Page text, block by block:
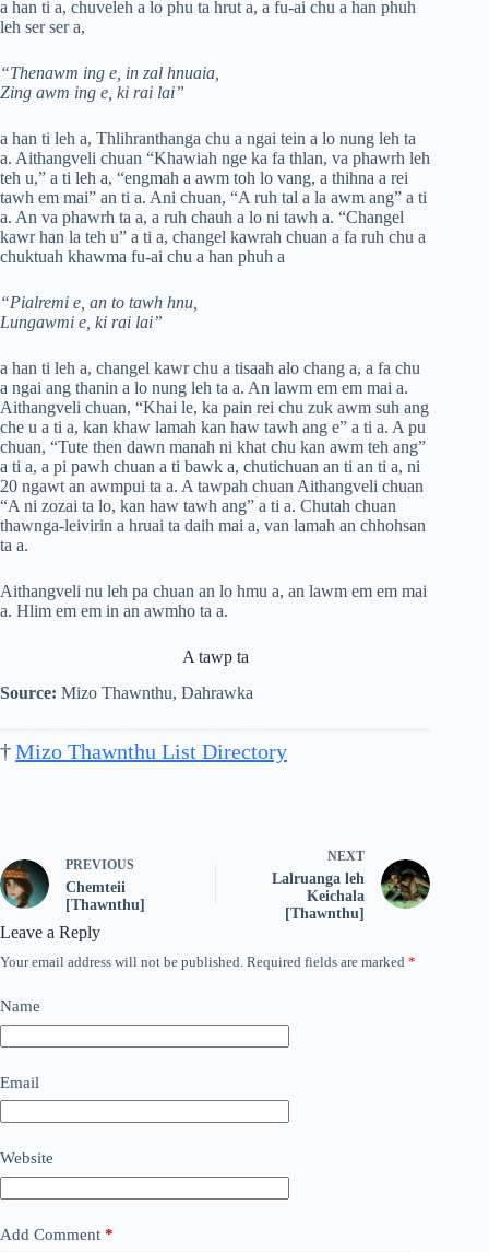
a han ti a, chuveleh a lo phu ta hrut a, a fu-ai chu a han phuh
leh ser ser a,
“Thenawm ing e, in zal hnuaia,
Zing awm ing e, ki rai lai”
a han ti leh a, Thlihranthanga chu a ngai tein a lo nung leh ta
a. Aithangveli chuan “Khawiah nge ka fa thlan, va phawrh leh
teh u,” a ti leh a, “engmah a awm toh lo vang, a thihna a rei
tawh em mai” an ti a. Ani chuan, “A ruh tal a la awm ang” a ti
a. An va phawrh ta a, a ruh chauh a lo ni tawh a. “Changel
kawr han la teh u” a ti a, changel kawrah chuan a fa ruh chu a
chuktuah khawma fu-ai chu a han phuh a
“Pialremi e, an to tawh hnu,
Lungawmi e, ki rai lai”
a han ti leh a, changel kawr chu a tisaah alo chang a, a fa chu
a ngai ang thanin a lo nung leh ta a. An lawm em em mai a.
Aithangveli chuan, “Khai le, ka pain rei chu zuk awm suh ang
che u a ti a, kan khaw lamah kan haw tawh ang e” a ti a. A pu
chuan, “Tute then dawn manah ni khat chu kan awm teh ang”
a ti a, a pi pawh chuan a ti bawk a, chutichuan an ti an ti a, ni
20 ngawt an awmpui ta a. A tawpah chuan Aithangveli chuan
“A ni zozai ta lo, kan haw tawh ang” a ti a. Chutah chuan
thawnga-leivirin a hruai ta daih mai a, van lamah an chhohsan
ta a.
Aithangveli nu leh pa chuan an lo hmu a, an lawm em em mai
a. Hlim em em in an awmho ta a.
A tawp ta
Source: Mizo Thawnthu, Dahrawka
†Mizo Thawnthu List Directory
PREVIOUS
Chemteii
[Thawnthu]
NEXT
Lalruanga leh
Keichala
[Thawnthu]
Leave a Reply
Your email address will not be published. Required fields are marked *
Name
Email
Website
Add Comment *